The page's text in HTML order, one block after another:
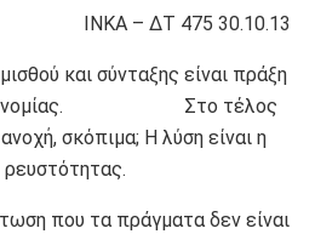
ΙΝΚΑ – ΔΤ 475 30.10.13
και σύνταξης είναι πράξη
Στο τέλος
σκόπιμα; Η λύση είναι η
ρευστότητας.
που τα πράγματα δεν είναι